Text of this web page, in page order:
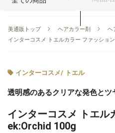
美通販トップ ヘアカラー剤 ヘ
インターコスメ トエルカラー ファッショ
インターコスメ/ トエル
透明感のあるクリアな発色とツ
インターコスメ トエル
ek:Orchid 100g